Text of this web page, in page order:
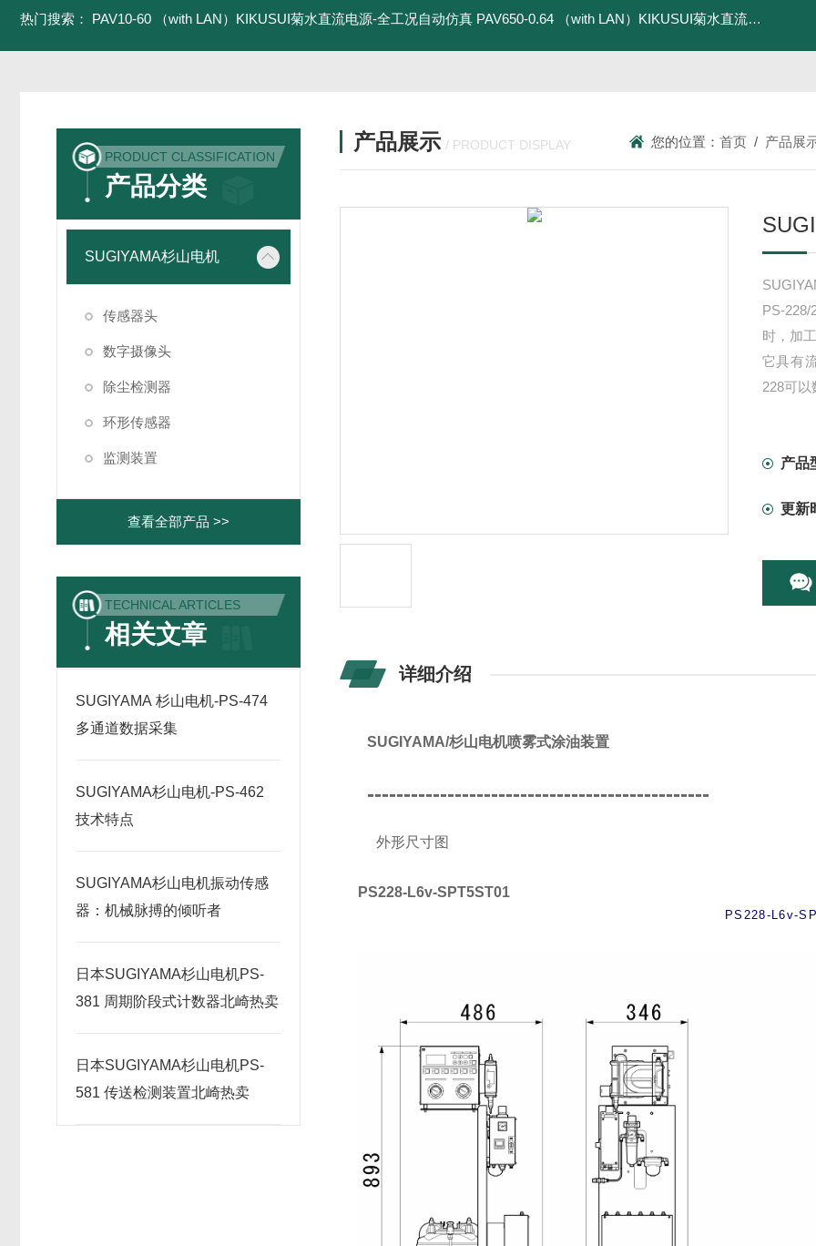
热门搜索： PAV10-60 （with LAN）KIKUSUI菊水直流电源-全工况自动仿真 PAV650-0.64 （with LAN）KIKUSUI菊水直流电源-四象限节能测试
PRODUCT CLASSIFICATION
产品分类
SUGIYAMA杉山电机
传感器头
数字摄像头
除尘检测器
环形传感器
监测装置
查看全部产品 >>
TECHNICAL ARTICLES
相关文章
SUGIYAMA 杉山电机-PS-474
多通道数据采集
SUGIYAMA杉山电机-PS-462
技术特点
SUGIYAMA杉山电机振动传感
器：机械脉搏的倾听者
日本SUGIYAMA杉山电机PS-
381 周期阶段式计数器北崎热卖
日本SUGIYAMA杉山电机PS-
581 传送检测装置北崎热卖
产品展示 / PRODUCT DISPLAY 您的位置：首页 / 产品展
PS-
时，加
它具有
228可以
产品
更新
详细介绍
SUGIYAMA/杉山电机喷雾式涂油装置
-----------------------------------------------
外形尺寸图
PS228-L6v-SPT5ST01
PS228-L6v-